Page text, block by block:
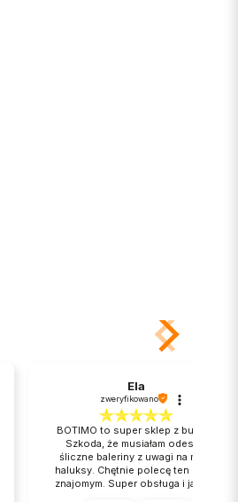
Ela
zweryfikowano
BOTIMO to super sklep z butami.
Szkoda, że musiałam odesłać
śliczne baleriny z uwagi na moje
haluksy. Chętnie polecę ten sklep
znajomym. Super obsługa i jakość